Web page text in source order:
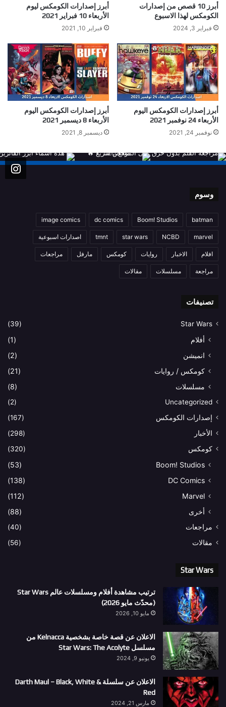
أبرز 10 قصص من إصدارات
الكومكس لهذا الاسبوع
فبراير 3, 2024
أبرز إصدارات الكومكس ليوم
الأربعاء 10 فبراير 2021
فبراير 10, 2021
أبرز إصدارات الكومكس اليوم
الأربعاء 24 نوفمبر 2021
نوفمبر 24, 2021
أبرز إصدارات الكومكس اليوم
الأربعاء 8 ديسمبر 2021
ديسمبر 8, 2021
وسوم
batman
Boom! Studios
dc comics
image comics
marvel
NCBD
star wars
tmnt اصدارات اسبوعية
افلام الاخبار روايات كومكس مارفل مراجعات
مراجعة مسلسلات مقالات
تصنيفات
Star Wars
(39)
أفلام
(1)
انميشن
(2)
كومكس / روايات
(21)
مسلسلات
(8)
Uncategorized
(2)
إصدارات الكومكس
(167)
الأخبار
(298)
كومكس
(320)
Boom! Studios
(53)
DC Comics
(138)
Marvel
(112)
أخرى
(88)
مراجعات
(40)
مقالات
(56)
Star Wars
ترتيب مشاهدة أفلام ومسلسلات عالم Star Wars
(محدّث مايو 2026)
مايو 10, 2026
الاعلان عن قصة خاصة بشخصية Kelnacca من
مسلسل Star Wars: The Acolyte
يونيو 9, 2024
الاعلان عن سلسلة Darth Maul – Black, White &
Red
مارس 21, 2024